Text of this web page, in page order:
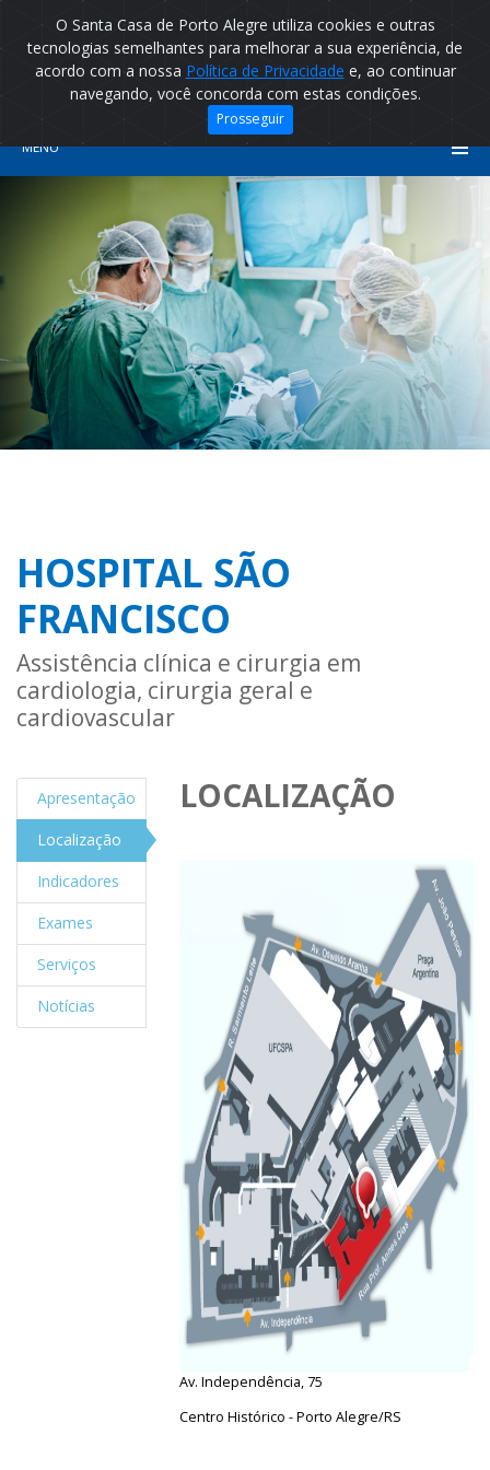
O Santa Casa de Porto Alegre utiliza cookies e outras
tecnologias semelhantes para melhorar a sua experiência, de
acordo com a nossa Política de Privacidade e, ao continuar
navegando, você concorda com estas condições.
Prosseguir
MENU
HOSPITAL SÃO
FRANCISCO
Assistência clínica e cirurgia em
cardiologia, cirurgia geral e
cardiovascular
Apresentação
Localização
Indicadores
Exames
Serviços
Notícias
LOCALIZAÇÃO
Av. Independência, 75
Centro Histórico - Porto Alegre/RS